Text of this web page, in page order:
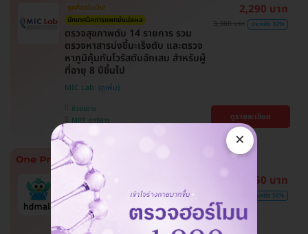
ถูกที่สุดในเว็บ!
นักเทคนิคการแพทย์แปลผล
ตรวจสุขภาพตับ 14 รายการ รวม
ตรวจหาสารบ่งชี้มะเร็งตับ และตรวจ
หาภูมิคุ้มกันไวรัสตับอักเสบ สำหรับผู้
ที่อายุ 8 ปีขึ้นไป
MIC Lab
ห้วยขวาง
MRT สุทธิสาร
2,290 บาท
3,380 บาท ประหยัด 32%
ดูรายละเอียด
รวมปรึกษาแพทย์
รวมโปรตรวจภาวะกระดูกพรุนและ
เสริมความแข็งแรงกระดูก เลือกตรวจ
ได้ใกล้บ้าน
1,450 บาท
ประหยัด 56%
×